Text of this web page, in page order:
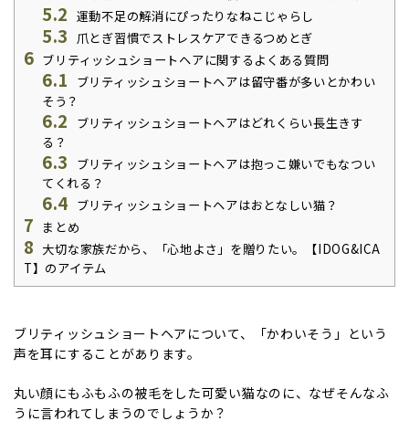
5.2 運動不足の解消にぴったりなねこじゃらし
5.3 爪とぎ習慣でストレスケアできるつめとぎ
6 ブリティッシュショートヘアに関するよくある質問
6.1
ブリティッシュショートヘアは留守番が多いとかわい
そう？
6.2
ブリティッシュショートヘアはどれくらい長生きす
る？
6.3
ブリティッシュショートヘアは抱っこ嫌いでもなつい
てくれる？
6.4 ブリティッシュショートヘアはおとなしい猫？
7 まとめ
8 大切な家族だから、「心地よさ」を贈りたい。【IDOG&ICA
T】のアイテム
ブリティッシュショートヘアについて、「かわいそう」という
声を耳にすることがあります。
丸い顔にもふもふの被毛をした可愛い猫なのに、なぜそんなふ
うに言われてしまうのでしょうか？